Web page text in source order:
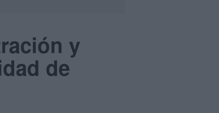
y
de